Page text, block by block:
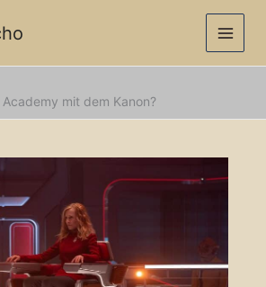
mit dem Kanon?